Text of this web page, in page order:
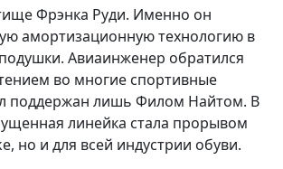
Фрэнка Руди. Именно он
амортизационную технологию в
Авиаинженер обратился
во многие спортивные
поддержан лишь Филом Найтом. В
линейка стала прорывом
но и для всей индустрии обуви.